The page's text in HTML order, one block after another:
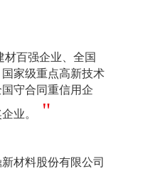
百强企业、全国
家级重点高新技术
守合同重信用企
业。
"
材料股份有限公司